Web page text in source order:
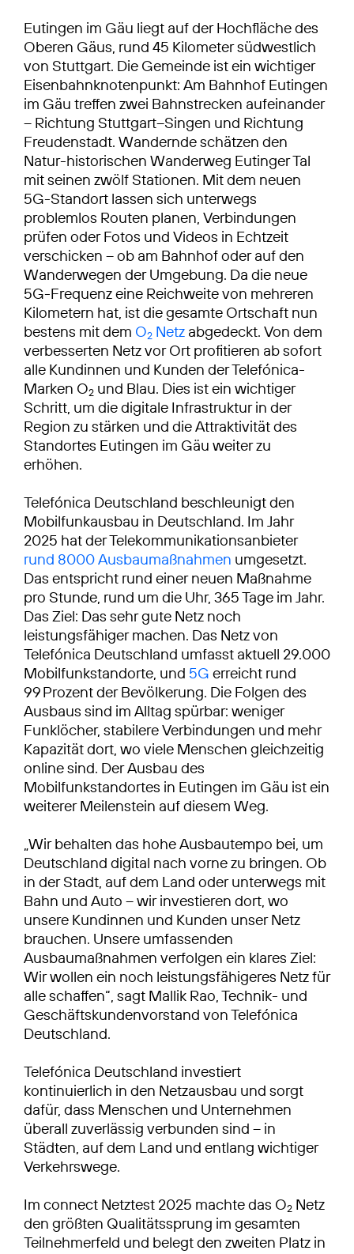
Eutingen im Gäu liegt auf der Hochfläche des
Oberen Gäus, rund 45 Kilometer südwestlich
von Stuttgart. Die Gemeinde ist ein wichtiger
Eisenbahnknotenpunkt: Am Bahnhof Eutingen
im Gäu treffen zwei Bahnstrecken aufeinander
– Richtung Stuttgart–Singen und Richtung
Freudenstadt. Wandernde schätzen den
Natur-historischen Wanderweg Eutinger Tal
mit seinen zwölf Stationen. Mit dem neuen
5G-Standort lassen sich unterwegs
problemlos Routen planen, Verbindungen
prüfen oder Fotos und Videos in Echtzeit
verschicken – ob am Bahnhof oder auf den
Wanderwegen der Umgebung. Da die neue
5G-Frequenz eine Reichweite von mehreren
Kilometern hat, ist die gesamte Ortschaft nun
bestens mit dem O2 Netz abgedeckt. Von dem
verbesserten Netz vor Ort profitieren ab sofort
alle Kundinnen und Kunden der Telefónica-
Marken O2 und Blau. Dies ist ein wichtiger
Schritt, um die digitale Infrastruktur in der
Region zu stärken und die Attraktivität des
Standortes Eutingen im Gäu weiter zu
erhöhen.
Telefónica Deutschland beschleunigt den
Mobilfunkausbau in Deutschland. Im Jahr
2025 hat der Telekommunikationsanbieter
rund 8000 Ausbaumaßnahmen umgesetzt.
Das entspricht rund einer neuen Maßnahme
pro Stunde, rund um die Uhr, 365 Tage im Jahr.
Das Ziel: Das sehr gute Netz noch
leistungsfähiger machen. Das Netz von
Telefónica Deutschland umfasst aktuell 29.000
Mobilfunkstandorte, und 5G erreicht rund
99 Prozent der Bevölkerung. Die Folgen des
Ausbaus sind im Alltag spürbar: weniger
Funklöcher, stabilere Verbindungen und mehr
Kapazität dort, wo viele Menschen gleichzeitig
online sind. Der Ausbau des
Mobilfunkstandortes in Eutingen im Gäu ist ein
weiterer Meilenstein auf diesem Weg.
„Wir behalten das hohe Ausbautempo bei, um
Deutschland digital nach vorne zu bringen. Ob
in der Stadt, auf dem Land oder unterwegs mit
Bahn und Auto – wir investieren dort, wo
unsere Kundinnen und Kunden unser Netz
brauchen. Unsere umfassenden
Ausbaumaßnahmen verfolgen ein klares Ziel:
Wir wollen ein noch leistungsfähigeres Netz für
alle schaffen“, sagt Mallik Rao, Technik- und
Geschäftskundenvorstand von Telefónica
Deutschland.
Telefónica Deutschland investiert
kontinuierlich in den Netzausbau und sorgt
dafür, dass Menschen und Unternehmen
überall zuverlässig verbunden sind – in
Städten, auf dem Land und entlang wichtiger
Verkehrswege.
Im connect Netztest 2025 machte das O2 Netz
den größten Qualitätssprung im gesamten
Teilnehmerfeld und belegt den zweiten Platz in